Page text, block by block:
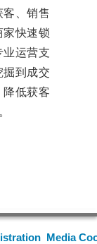
、销售
家快速锁
业运营支
掘到成交
降低获客
Media